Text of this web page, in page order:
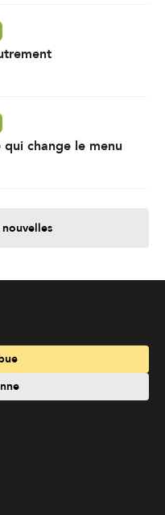
qui change le menu